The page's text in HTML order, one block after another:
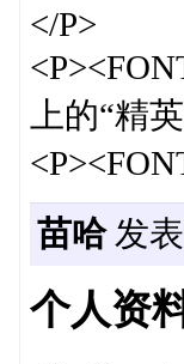
</P>
上的“精
苗哈发表
个人资